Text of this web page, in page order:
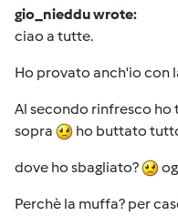
gio_nieddu wrote:
ciao a tutte.
Ho provato anch'io con
Al secondo rinfresco
sopra
ho buttato
dove ho sbagliato?
Perchè la muffa? per